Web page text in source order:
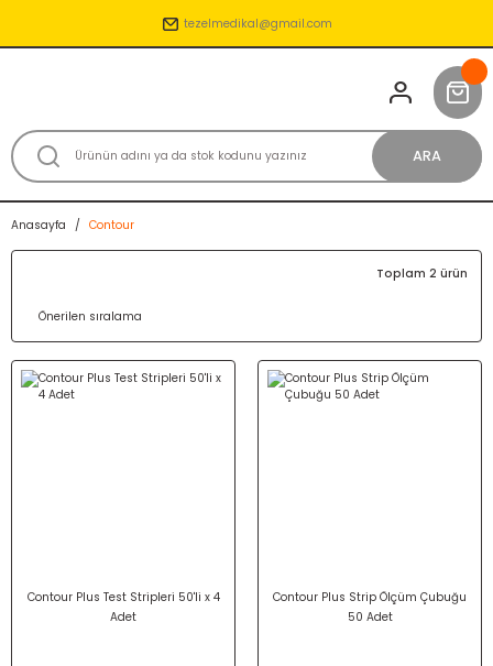
tezelmedikal@gmail.com
ARA
Anasayfa Contour
Toplam 2 ürün
Contour Plus Test Stripleri 50'li x 4
Adet
Contour Plus Strip Ölçüm Çubuğu
50 Adet